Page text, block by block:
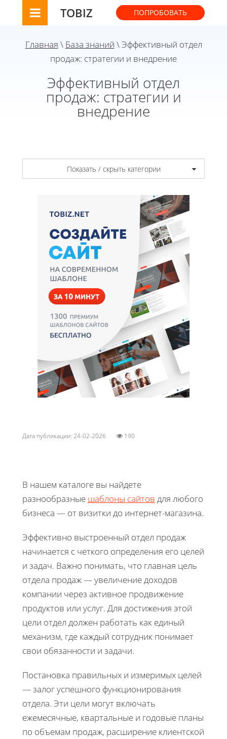
TOBIZ ПОПРОБОВАТЬ
Главная \ База знаний \ Эффективный отдел
продаж: стратегии и внедрение
Эффективный отдел
продаж: стратегии и
внедрение
Показать / скрыть категории
Дата публикации: 24-02-2026 190
В нашем каталоге вы найдете
разнообразные шаблоны сайтов для любого
бизнеса — от визитки до интернет-магазина.
Эффективно выстроенный отдел продаж
начинается с четкого определения его целей
и задач. Важно понимать, что главная цель
отдела продаж — увеличение доходов
компании через активное продвижение
продуктов или услуг. Для достижения этой
цели отдел должен работать как единый
механизм, где каждый сотрудник понимает
свои обязанности и задачи.
Постановка правильных и измеримых целей
— залог успешного функционирования
отдела. Эти цели могут включать
ежемесячные, квартальные и годовые планы
по объемам продаж, расширение клиентской